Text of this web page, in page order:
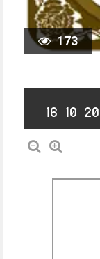
173